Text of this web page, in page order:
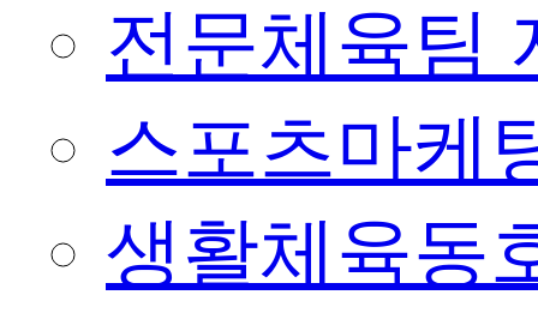
전문체육팀
스포츠마케
생활체육동